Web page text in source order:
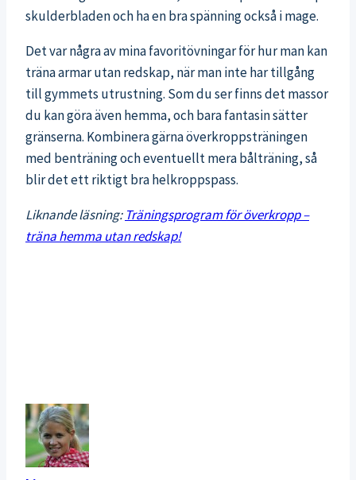
skulderbladen och ha en bra spänning också i mage.
Det var några av mina favoritövningar för hur man kan
träna armar utan redskap, när man inte har tillgång
till gymmets utrustning. Som du ser finns det massor
du kan göra även hemma, och bara fantasin sätter
gränserna. Kombinera gärna överkroppsträningen
med benträning och eventuellt mera bålträning, så
blir det ett riktigt bra helkroppspass.
Liknande läsning: Träningsprogram för överkropp –
träna hemma utan redskap!